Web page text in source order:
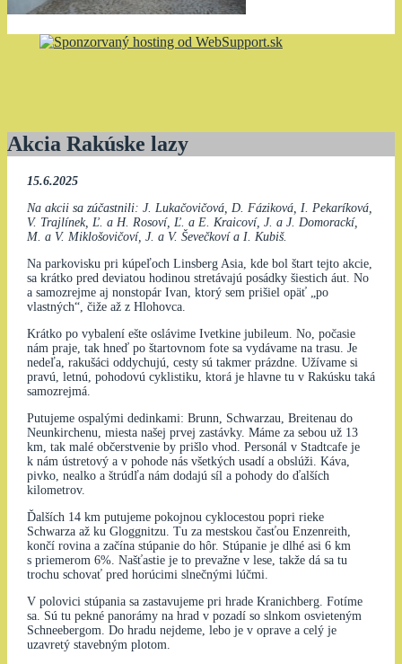
Akcia Rakúske lazy
15.6.2025
Na akcii sa zúčastnili: J. Lukačovičová, D. Fáziková, I. Pekaríková,
V. Trajlínek, Ľ. a H. Rosoví, Ľ. a E. Kraicoví, J. a J. Domorackí,
M. a V. Miklošovičoví, J. a V. Ševečkoví a I. Kubiš.
Na parkovisku pri kúpeľoch Linsberg Asia, kde bol štart tejto akcie,
sa krátko pred deviatou hodinou stretávajú posádky šiestich áut. No
a samozrejme aj nonstopár Ivan, ktorý sem prišiel opäť „po
vlastných“, čiže až z Hlohovca.
Krátko po vybalení ešte oslávime Ivetkine jubileum. No, počasie
nám praje, tak hneď po štartovnom fote sa vydávame na trasu. Je
nedeľa, rakušáci oddychujú, cesty sú takmer prázdne. Užívame si
pravú, letnú, pohodovú cyklistiku, ktorá je hlavne tu v Rakúsku taká
samozrejmá.
Putujeme ospalými dedinkami: Brunn, Schwarzau, Breitenau do
Neunkirchenu, miesta našej prvej zastávky. Máme za sebou už 13
km, tak malé občerstvenie by prišlo vhod. Personál v Stadtcafe je
k nám ústretový a v pohode nás všetkých usadí a obslúži. Káva,
pivko, nealko a štrúdľa nám dodajú síl a pohody do ďalších
kilometrov.
Ďalších 14 km putujeme pokojnou cyklocestou popri rieke
Schwarza až ku Gloggnitzu. Tu za mestskou časťou Enzenreith,
končí rovina a začína stúpanie do hôr. Stúpanie je dlhé asi 6 km
s priemerom 6%. Našťastie je to prevažne v lese, takže dá sa tu
trochu schovať pred horúcimi slnečnými lúčmi.
V polovici stúpania sa zastavujeme pri hrade Kranichberg. Fotíme
sa. Sú tu pekné panorámy na hrad v pozadí so slnkom osvieteným
Schneebergom. Do hradu nejdeme, lebo je v oprave a celý je
uzavretý stavebným plotom.